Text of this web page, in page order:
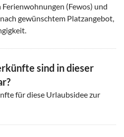
(Fewos) und
gewünschtem Platzangebot,
sind in dieser
für diese Urlaubsidee zur